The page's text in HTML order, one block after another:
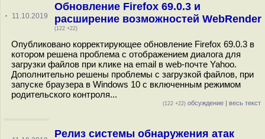
· 11.10.2019
Обновление Firefox 69.0.3 и
расширение возможностей WebRender
(122 +22)
Опубликовано корректирующее обновление Firefox 69.0.3 в
котором решена проблема с отображением диалога для
загрузки файлов при клике на email в web-почте Yahoo.
Дополнительно решены проблемы с загрузкой файлов, при
запуске браузера в Windows 10 с включенным режимом
родительского контроля...
(122 +22) обсуждение | весь текст
Релиз системы обнаружения атак